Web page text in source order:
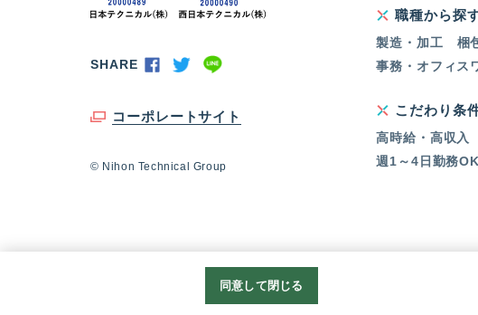
SHARE
コーポレートサイト
© Nihon Technical Group
職種から探
製造・加工 梱
事務・オフィス
こだわり条
高時給・高収入
週1～4日勤務OK
同意して閉じる